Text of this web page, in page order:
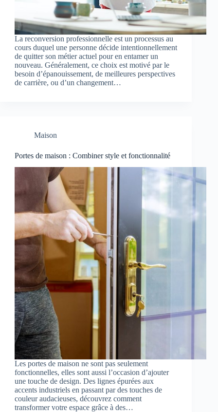
La reconversion professionnelle est un processus au
cours duquel une personne décide intentionnellement
de quitter son métier actuel pour en entamer un
nouveau. Généralement, ce choix est motivé par le
besoin d’épanouissement, de meilleures perspectives
de carrière, ou d’un changement…
Maison
Portes de maison : Combiner style et fonctionnalité
Les portes de maison ne sont pas seulement
fonctionnelles, elles sont aussi l’occasion d’ajouter
une touche de design. Des lignes épurées aux
accents industriels en passant par des touches de
couleur audacieuses, découvrez comment
transformer votre espace grâce à des…